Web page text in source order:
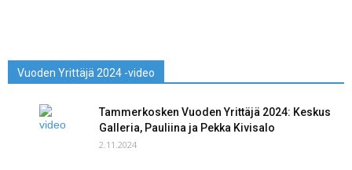
Vuoden Yrittäjä 2024 -video
Tammerkosken Vuoden Yrittäjä 2024: Keskus
Galleria, Pauliina ja Pekka Kivisalo
2.11.2024